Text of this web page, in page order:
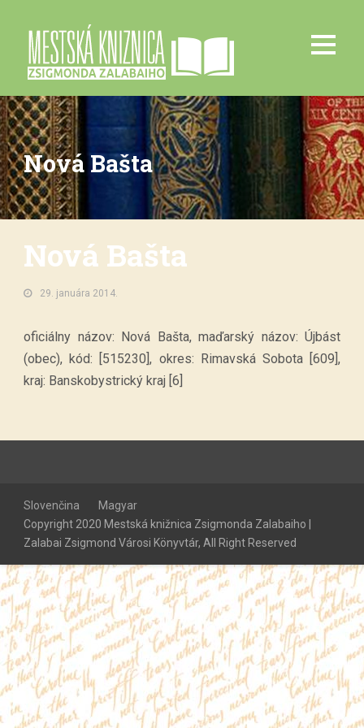
Nová Bašta
Nová Bašta
29. januára 2014.
oficiálny názov: Nová Bašta, maďarský názov: Újbást
(obec), kód: [515230], okres: Rimavská Sobota [609],
kraj: Banskobystrický kraj [6]
Slovenčina
Magyar
Copyright 2020 Mestská knižnica Zsigmonda Zalabaiho |
Zalabai Zsigmond Városi Könyvtár, All Right Reserved